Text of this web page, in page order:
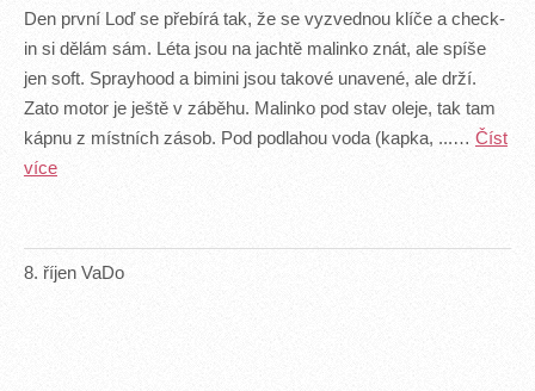
8. říjen VaDo
Den první Loď se přebírá tak, že se vyzvednou klíče a check-
in si dělám sám. Léta jsou na jachtě malinko znát, ale spíše
jen soft. Sprayhood a bimini jsou takové unavené, ale drží.
Zato motor je ještě v záběhu. Malinko pod stav oleje, tak tam
kápnu z místních zásob. Pod podlahou voda (kapka, ...… Číst
více